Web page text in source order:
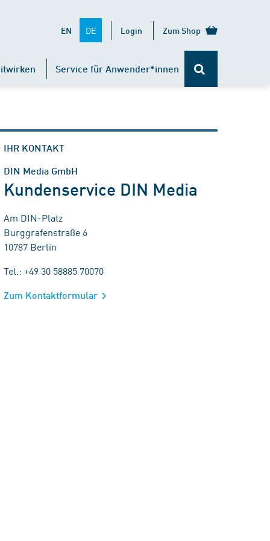
EN DE Login Zum Shop
Service für Anwender*innen
IHR KONTAKT
DIN Media GmbH
Kundenservice DIN Media
Am DIN-Platz
Burggrafenstraße 6
10787 Berlin
Tel.: +49 30 58885 70070
Zum Kontaktformular